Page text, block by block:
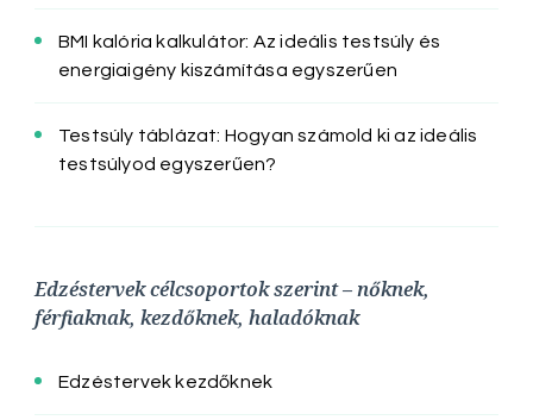
BMI kalória kalkulátor: Az ideális testsúly és
energiaigény kiszámítása egyszerűen
Testsúly táblázat: Hogyan számold ki az ideális
testsúlyod egyszerűen?
Edzéstervek célcsoportok szerint – nőknek,
férfiaknak, kezdőknek, haladóknak
Edzéstervek kezdőknek